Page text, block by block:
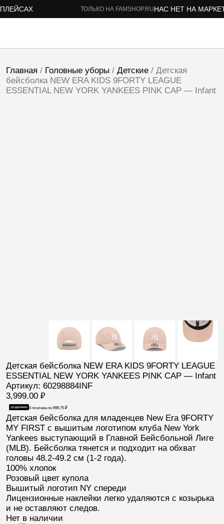
ТОЛЬКО НА FAMSHOP.RUНАС НЕТ НА
Главная / Головные уборы / Детские/ Детская
бейсболка NEW ERA KIDS 9FORTY LEAGUE
ESSENTIAL NEW YORK YANKEES PINK CAP — Infant
Детская бейсболка NEW ERA KIDS 9FORTY LEAGUE
ESSENTIAL NEW YORK YANKEES PINK CAP — Infant
Артикул: 60298884INF
3,999.00 ₽
4 платежа по 999.75 ₽
Детская бейсболкадля младенцев New Era 9FORTY
MY FIRSTс вышитым логотипом клуба New York
Yankees выступающий в Главной Бейсбольной Лиге
(MLB). Бейсболка тянется и подходит на обхват
головы 48.2-49.2 см (1-2 года).
100% хлопок
Розовый цвет купола
Вышитый логотип NYспереди
Лицензионные наклейки легко удаляются с козырька
и не оставляют следов.
Нет в наличии